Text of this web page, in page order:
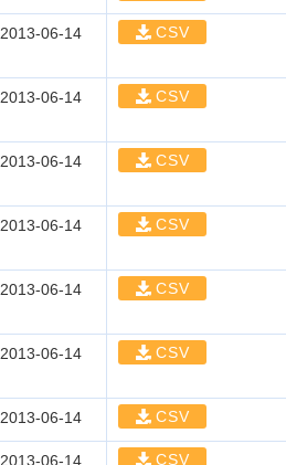
2013-06-14 CSV
2013-06-14 CSV
2013-06-14 CSV
2013-06-14 CSV
2013-06-14 CSV
2013-06-14 CSV
2013-06-14 CSV
2013-06-14 CSV